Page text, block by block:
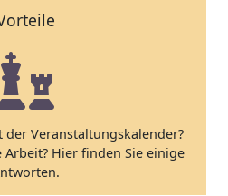
der Veranstaltungskalender?
Hier finden Sie einige